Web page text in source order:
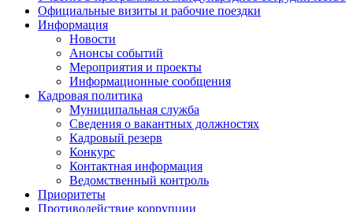
Официальные визиты и рабочие поездки
Информация
Новости
Анонсы событий
Мероприятия и проекты
Информационные сообщения
Кадровая политика
Муниципальная служба
Сведения о вакантных должностях
Кадровый резерв
Конкурс
Контактная информация
Ведомственный контроль
Приоритеты
Противодействие коррупции